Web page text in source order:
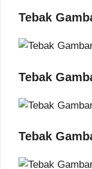
Tebak
Tebak
Tebak